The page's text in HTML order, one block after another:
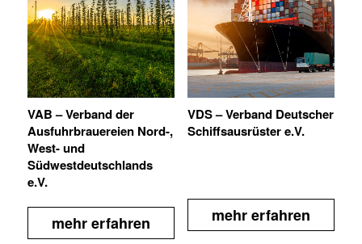
VAB – Verband der
Ausfuhrbrauereien Nord-,
West- und
Südwestdeutschlands
e.V.
mehr erfahren
VDS – Verband Deutscher
Schiffsausrüster e.V.
mehr erfahren